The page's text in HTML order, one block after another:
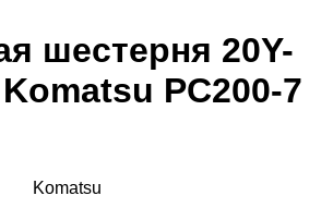
шестерня 20Y-
PC200-7
Komatsu